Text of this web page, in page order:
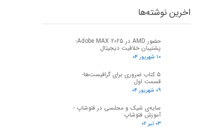
حضور AMD در Adobe MAX 2025؛
پشتیبان خلاقیت دیجیتال
۱۰ شهریور ۰۴
۵ کتاب ضروری برای گرافیست‌ها-
قسمت اول
۰۹ شهریور ۰۴
سایه‌ی شیک و مجلسی در فتوشاپ -
آموزش فتوشاپ
۰۳ تیر ۰۲
اخرین نوشته‌ها